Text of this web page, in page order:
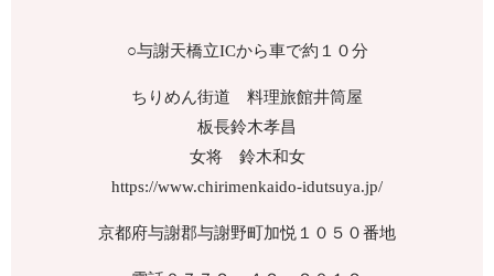
○与謝天橋立ICから車で約１０分
ちりめん街道 料理旅館井筒屋
板長鈴木孝昌
女将 鈴木和女
https://www.chirimenkaido-idutsuya.jp/
京都府与謝郡与謝野町加悦１０５０番地